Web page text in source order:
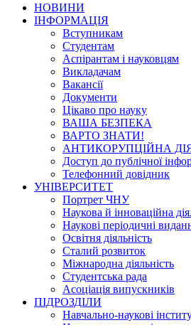
НОВИНИ
ІНФОРМАЦІЯ
Вступникам
Студентам
Аспірантам і науковцям
Викладачам
Вакансії
Документи
Цікаво про науку
ВАША БЕЗПЕКА
ВАРТО ЗНАТИ!
АНТИКОРУПЦІЙНА
Доступ до публічної
Телефонний довідник
УНІВЕРСИТЕТ
Портрет ЧНУ
Наукова й інноваційна
Наукові періодичні
Освітня діяльність
Сталий розвиток
Міжнародна діяльність
Студентська рада
Асоціація випускників
ПІДРОЗДІЛИ
Навчально-наукові